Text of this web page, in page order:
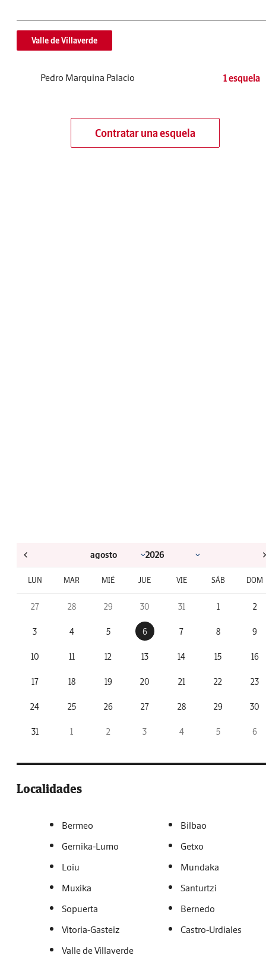
Valle de Villaverde
Pedro Marquina Palacio 1 esquela
Contratar una esquela
LUN MAR MIÉ JUE VIE SÁB DOM
27 28 29 30 31 1 2
3 4 5 6 7 8 9
10 11 12 13 14 15 16
17 18 19 20 21 22 23
24 25 26 27 28 29 30
31 1 2 3 4 5 6
Localidades
Bermeo
Bilbao
Gernika-Lumo
Getxo
Loiu
Mundaka
Muxika
Santurtzi
Sopuerta
Bernedo
Vitoria-Gasteiz
Castro-Urdiales
Valle de Villaverde